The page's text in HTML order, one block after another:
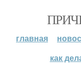
главная
как